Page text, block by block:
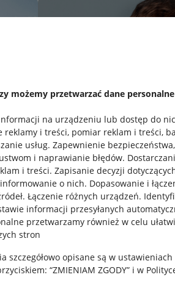
możemy przetwarzać dane
na urządzeniu lub dostęp do
reklamy i treści, pomiar reklam i treści,
usług. Zapewnienie bezpieczeństwa,
i naprawianie błędów.
i treści. Zapisanie decyzji
o nich. Dopasowanie i
. Łączenie różnych urządzeń.
informacji przesyłanych
przetwarzamy również w celu
stron
szczegółowo opisane są w ustawieniach
“ZMIENIAM ZGODY” i w
Pobierz aplikację